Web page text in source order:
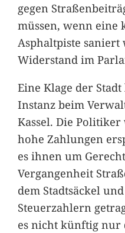
gegen
müssen, wenn eine
Asphaltpiste
Widerstand im
Eine Klage der
Instanz beim
Kassel. Die
hohe Zahlungen
es ihnen um
Vergangenheit
dem Stadtsäckel
Steuerzahlern
es nicht künftig nur